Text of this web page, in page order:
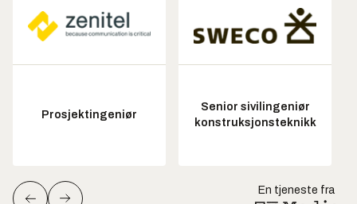
Prosjektingeniør
Senior sivilingeniør
konstruksjonsteknikk
En tjeneste fra